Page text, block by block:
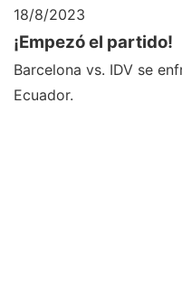
18/8/2023
¡Empezó el partido!
Barcelona vs. IDV se
Ecuador.